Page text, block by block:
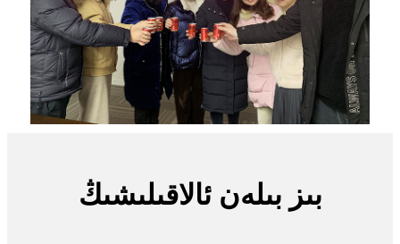
بىز بىلەن ئالاقىلىشىڭ